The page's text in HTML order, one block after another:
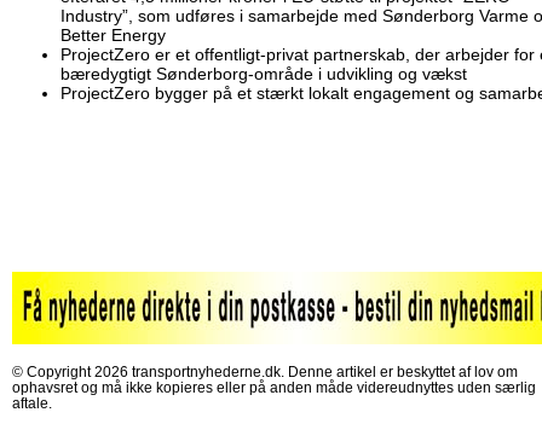
Industry”, som udføres i samarbejde med Sønderborg Varme
Better Energy
ProjectZero er et offentligt-privat partnerskab, der arbejder for
bæredygtigt Sønderborg-område i udvikling og vækst
ProjectZero bygger på et stærkt lokalt engagement og
© Copyright 2026 transportnyhederne.dk. Denne artikel er beskyttet af lov om
ophavsret og må ikke kopieres eller på anden måde videreudnyttes uden særlig
aftale.